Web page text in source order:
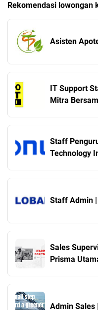
Rekomendasi lowongan
Asisten
IT Support
Mitra
Staff
Technology
Staff Admin
Sales
Prisma
Admin Sales